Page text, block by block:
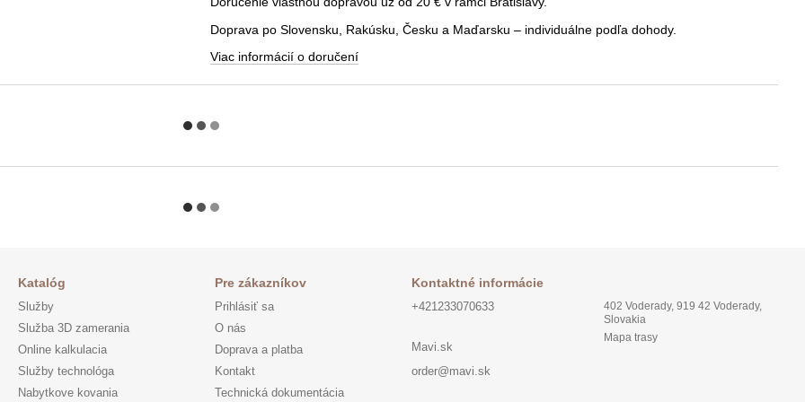
Doprava po Slovensku, Rakúsku, Česku a Maďarsku – individuálne podľa dohody.
Viac informácií o doručení
Katalóg
Služby
Služba 3D zamerania
Online kalkulacia
Služby technológa
Nabytkove kovania
Pre zákazníkov
Prihlásiť sa
O nás
Doprava a platba
Kontakt
Technická dokumentácia
Kontaktné informácie
+421233070633
Mavi.sk
order@mavi.sk
402 Voderady, 919 42 Voderady,
Slovakia
Mapa trasy